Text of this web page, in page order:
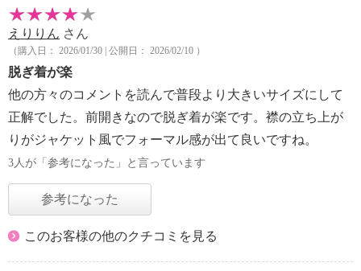
えりりん さん
（購入日： 2026/01/30 | 公開日： 2026/02/10 ）
脱ぎ着が楽
他の方々のコメントを読んで普段より大きいサイズにして
正解でした。前開きなので脱ぎ着が楽です。襟の立ち上が
りがジャケット風でフォーマル感が出て良いですね。
3人が「参考になった」と言っています
参考になった
このお客様の他のクチコミを見る